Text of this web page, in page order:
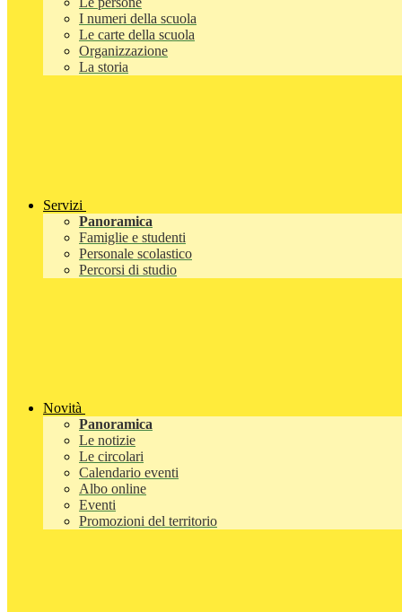
I numeri della scuola
Le carte della scuola
Organizzazione
La storia
Servizi
Panoramica
Famiglie e studenti
Personale scolastico
Percorsi di studio
Novità
Panoramica
Le notizie
Le circolari
Calendario eventi
Albo online
Eventi
Promozioni del territorio